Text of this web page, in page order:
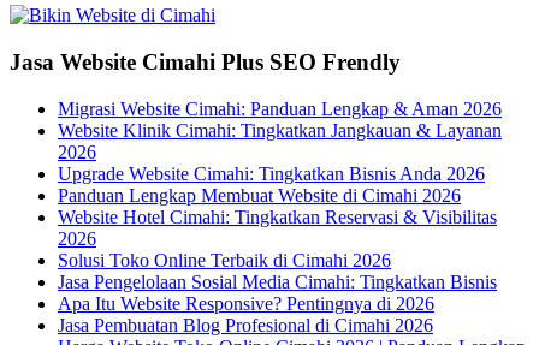
Jasa Website Cimahi Plus SEO Frendly
Migrasi Website Cimahi: Panduan Lengkap & Aman 2026
Website Klinik Cimahi: Tingkatkan Jangkauan & Layanan
2026
Upgrade Website Cimahi: Tingkatkan Bisnis Anda 2026
Panduan Lengkap Membuat Website di Cimahi 2026
Website Hotel Cimahi: Tingkatkan Reservasi & Visibilitas
2026
Solusi Toko Online Terbaik di Cimahi 2026
Jasa Pengelolaan Sosial Media Cimahi: Tingkatkan Bisnis
Apa Itu Website Responsive? Pentingnya di 2026
Jasa Pembuatan Blog Profesional di Cimahi 2026